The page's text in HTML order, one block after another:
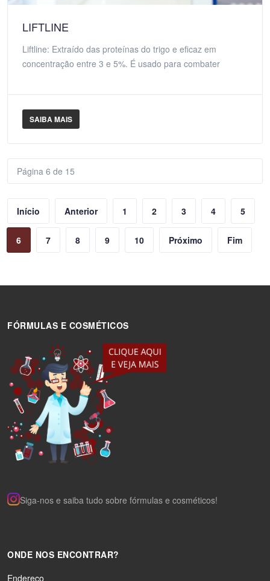
LIFTLINE
Liftline: Extraído das proteínas do trigo e eficaz em
concentração entre 3 e 5%. É usado para combater
SAIBA MAIS
Página 6 de 15
Início Anterior 1 2 3 4 5
6 7 8 9 10 Próximo Fim
FÓRMULAS E COSMÉTICOS
Siga-nos e saiba tudo sobre fórmulas e cosméticos!
ONDE NOS ENCONTRAR?
Endereço